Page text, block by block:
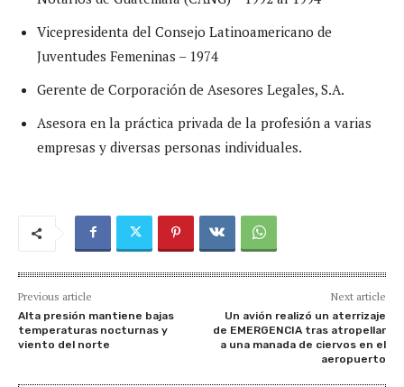
Vicepresidenta del Consejo Latinoamericano de
Juventudes Femeninas – 1974
Gerente de Corporación de Asesores Legales, S.A.
Asesora en la práctica privada de la profesión a varias
empresas y diversas personas individuales.
Previous article
Alta presión mantiene bajas
temperaturas nocturnas y
viento del norte
Next article
Un avión realizó un aterrizaje
de EMERGENCIA tras atropellar
a una manada de ciervos en el
aeropuerto